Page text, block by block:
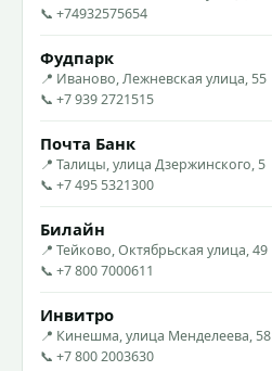
📞 +74932575654
Фудпарк
📍 Иваново, Лежневская улица, 55
📞 +7 939 2721515
Почта Банк
📍 Талицы, улица Дзержинского, 5
📞 +7 495 5321300
Билайн
📍 Тейково, Октябрьская улица, 49
📞 +7 800 7000611
Инвитро
📍 Кинешма, улица Менделеева, 58
📞 +7 800 2003630